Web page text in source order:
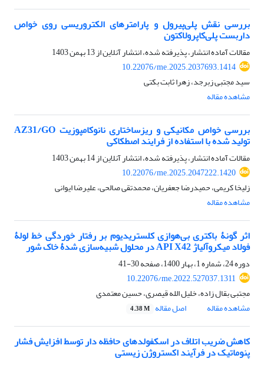
بررسی نقش پلی‌پیرول و پارامترهای الکتروریسی روی خواص
داربست پلی‌کاپرولاکتون
مقالات آماده انتشار، پذیرفته شده، انتشار آنلاین از13 بهمن 1403
10.22076/me.2025.2037693.1414
سید مجتبی زبرجد، زهرا ثابت بکتی
مشاهده مقاله
بررسی خواص مکانیکی و ریزساختاری نانوکامپوزیت AZ31/GO
تولید شده با استفاده از فرایند اصطکاکی
مقالات آماده انتشار، پذیرفته شده، انتشار آنلاین از14 بهمن 1403
10.22076/me.2025.2047222.1420
زلیخا کریمی، حمیدرضا جعفریان، محمدتقی صالحی، علیرضا ایوانی
مشاهده مقاله
اثر گونۀ باکتری بی‌هوازی کلستریدیوم بر رفتار خوردگی خط لولۀ
فولاد میکروآلیاژ API X42 در محلول شبیه‌سازی شدۀ خاک شور
دوره 24، شماره 1، بهار 1400، صفحه
30-41
10.22076/me.2022.527037.1311
مجتبی بقال زاده، خلیل الله قیصری، حسین معتمدی
مشاهده مقاله
اصل مقاله 4.38 M
کاهش ضریب اتلاف در اسکفولدهای حافظه دار توسط افزایش فشار
پنوماتیک در فرآیند اکستروژن زیستی